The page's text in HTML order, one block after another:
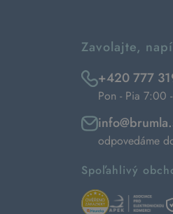
Zavolajte,
+420 777
Pon - Pia 7:00
odpovedáme
Spoľahlivý